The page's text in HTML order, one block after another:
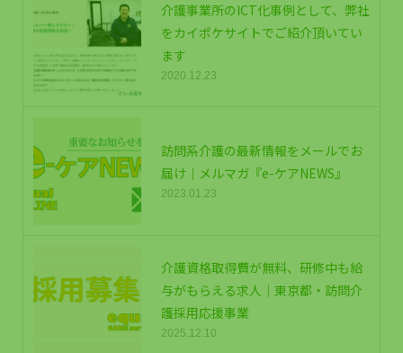
介護事業所のICT化事例として、弊社
をカイポケサイトでご紹介頂いてい
ます
2020.12.23
訪問系介護の最新情報をメールでお
届け｜メルマガ『e-ケアNEWS』
2023.01.23
介護資格取得費が無料、研修中も給
与がもらえる求人｜東京都・訪問介
護採用応援事業
2025.12.10